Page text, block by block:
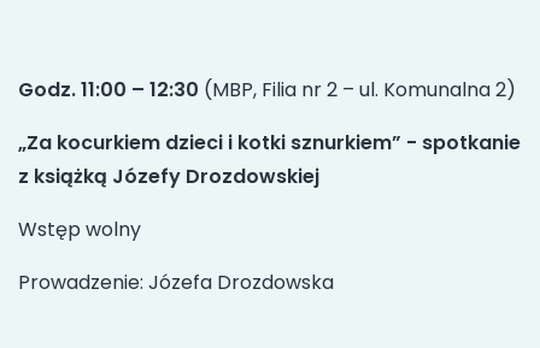
Godz. 11:00 – 12:30 (MBP, Filia nr 2 – ul. Komunalna 2)
„Za kocurkiem dzieci i kotki sznurkiem” - spotkanie
z książką Józefy Drozdowskiej
Wstęp wolny
Prowadzenie: Józefa Drozdowska